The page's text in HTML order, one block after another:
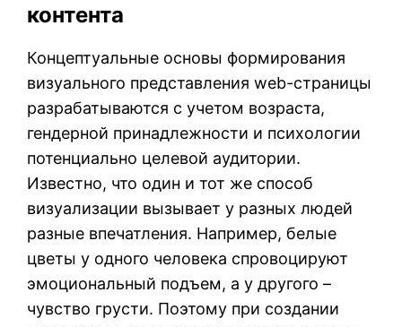
контента
Концептуальные основы формирования
визуального представления web-страницы
разрабатываются с учетом возраста,
гендерной принадлежности и психологии
потенциально целевой аудитории.
Известно, что один и тот же способ
визуализации вызывает у разных людей
разные впечатления. Например, белые
цветы у одного человека спровоцируют
эмоциональный подъем, а у другого –
чувство грусти. Поэтому при создании